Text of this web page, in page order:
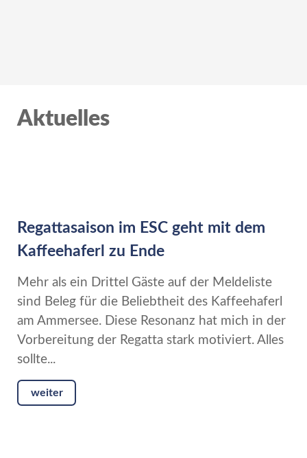
Aktuelles
Regattasaison im ESC geht mit dem
Kaffeehaferl zu Ende
Mehr als ein Drittel Gäste auf der Meldeliste
sind Beleg für die Beliebtheit des Kaffeehaferl
am Ammersee. Diese Resonanz hat mich in der
Vorbereitung der Regatta stark motiviert. Alles
sollte...
weiter